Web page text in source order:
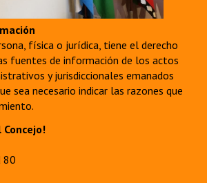
física o jurídica, tiene el derecho
fuentes de información de los actos
y jurisdiccionales emanados
sea necesario indicar las razones que
Concejo!
80